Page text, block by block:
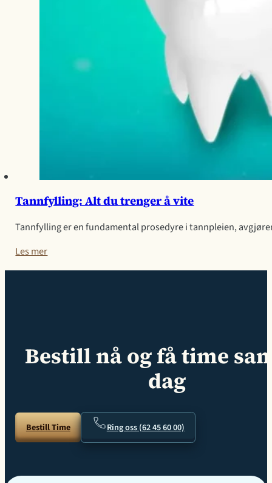
Tannfylling: Alt du trenger å vite
Tannfylling er en fundamental prosedyre i tannpleien,
Les mer
Bestill nå og få time
dag
Bestill Time Ring oss (62 45 60 00)